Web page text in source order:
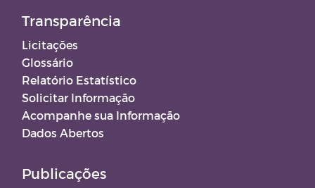
Transparência
Licitações
Glossário
Relatório Estatístico
Solicitar Informação
Acompanhe sua Informação
Dados Abertos
Publicações